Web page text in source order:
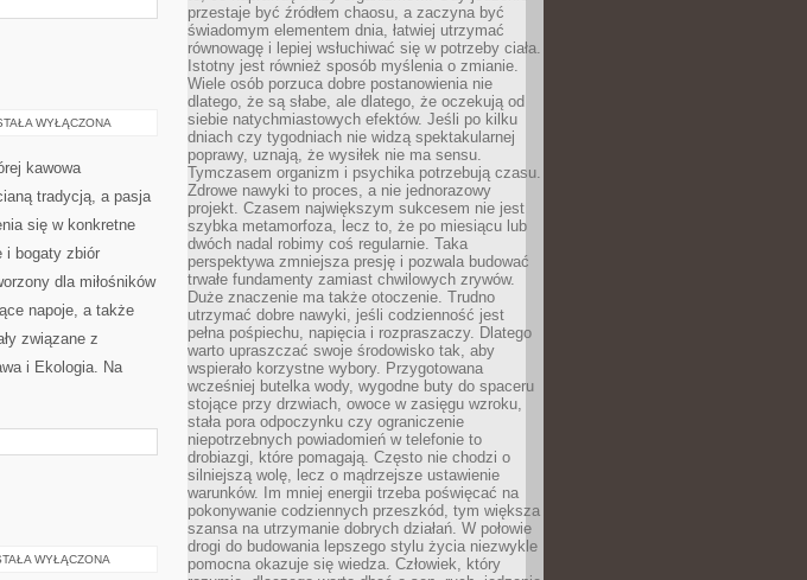
WYŁĄCZONA
kawowa
tradycją, a pasja
się w konkretne
i bogaty zbiór
dla miłośników
napoje, a także
związane z
i Ekologia. Na
WYŁĄCZONA
przestaje być źródłem chaosu, a zaczyna być
świadomym elementem dnia, łatwiej utrzymać
równowagę i lepiej wsłuchiwać się w potrzeby ciała.
Istotny jest również sposób myślenia o zmianie.
Wiele osób porzuca dobre postanowienia nie
dlatego, że są słabe, ale dlatego, że oczekują od
siebie natychmiastowych efektów. Jeśli po kilku
dniach czy tygodniach nie widzą spektakularnej
poprawy, uznają, że wysiłek nie ma sensu.
Tymczasem organizm i psychika potrzebują czasu.
Zdrowe nawyki to proces, a nie jednorazowy
projekt. Czasem największym sukcesem nie jest
szybka metamorfoza, lecz to, że po miesiącu lub
dwóch nadal robimy coś regularnie. Taka
perspektywa zmniejsza presję i pozwala budować
trwałe fundamenty zamiast chwilowych zrywów.
Duże znaczenie ma także otoczenie. Trudno
utrzymać dobre nawyki, jeśli codzienność jest
pełna pośpiechu, napięcia i rozpraszaczy. Dlatego
warto upraszczać swoje środowisko tak, aby
wspierało korzystne wybory. Przygotowana
wcześniej butelka wody, wygodne buty do spaceru
stojące przy drzwiach, owoce w zasięgu wzroku,
stała pora odpoczynku czy ograniczenie
niepotrzebnych powiadomień w telefonie to
drobiazgi, które pomagają. Często nie chodzi o
silniejszą wolę, lecz o mądrzejsze ustawienie
warunków. Im mniej energii trzeba poświęcać na
pokonywanie codziennych przeszkód, tym większa
szansa na utrzymanie dobrych działań. W połowie
drogi do budowania lepszego stylu życia niezwykle
pomocna okazuje się wiedza. Człowiek, który